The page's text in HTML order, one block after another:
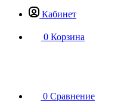
Кабинет
0 Корзина
0 Сравнение